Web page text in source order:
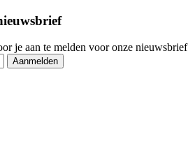
je aan te melden voor onze nieuwsbrief
Aanmelden